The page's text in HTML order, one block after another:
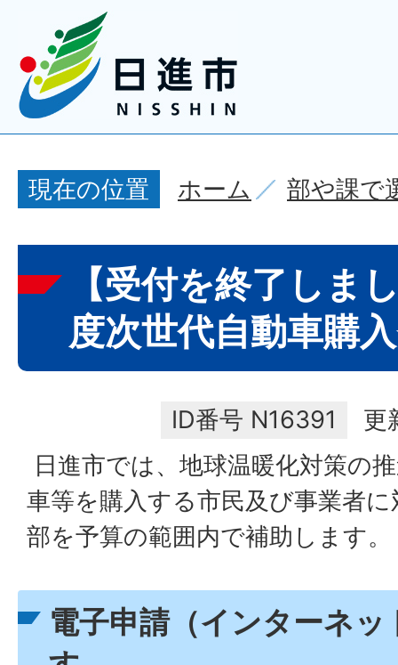
現在の位置 ホーム 部や課で
【受付を終了しま
度次世代自動車購
ID番号 N16391
更
日進市では、地球温暖化対策の
車等を購入する市民及び事業者
部を予算の範囲内で補助します。
電子申請（インターネ